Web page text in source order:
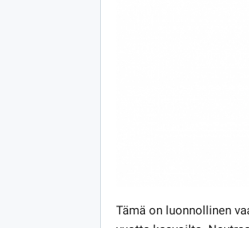
Tämä on luonnollinen